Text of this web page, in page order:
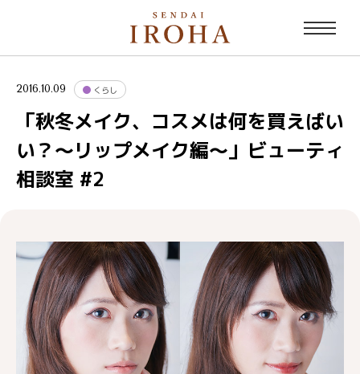
2016.10.09 くらし
「秋冬メイク、コスメは何を買えばい
い？〜リップメイク編〜」ビューティ
相談室 #2